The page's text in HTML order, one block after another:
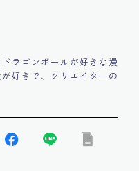
ラゴンボールが好きな漫
好きで、クリエイターの